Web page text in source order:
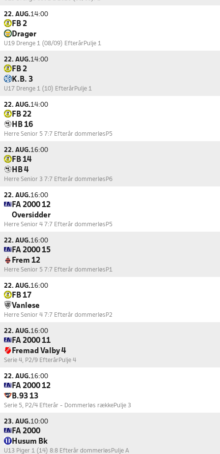
22. AUG.14:00
FB 2
Dragør
U19 Drenge 1 (08/09) EfterårPulje 1
22. AUG.14:00
FB 2
K.B. 3
U17 Drenge 1 (10) EfterårPulje 1
22. AUG.14:00
FB 22
HB 16
Herre Senior 5 7:7 Efterår dommerløs P5
22. AUG.16:00
FB 14
HB 4
Herre Senior 3 7:7 Efterår dommerløs P6
22. AUG.16:00
FA 2000 12
Oversidder
Herre Senior 4 7:7 Efterår dommerløs P5
22. AUG.16:00
FA 2000 15
Frem 12
Herre Senior 5 7:7 Efterår dommerløs P1
22. AUG.16:00
FB 17
Vanløse
Herre Senior 4 7:7 Efterår dommerløs P2
22. AUG.16:00
FA 2000 11
Fremad Valby 4
Serie 4, P2/9 EfterårPulje 4
22. AUG.16:00
FA 2000 12
B.93 13
Serie 5, P2/4 Efterår - Dommerløs rækkePulje 3
23. AUG.10:00
FA 2000
Husum Bk
U13 Piger 1 (14) 8:8 Efterår dommerløs Pulje A